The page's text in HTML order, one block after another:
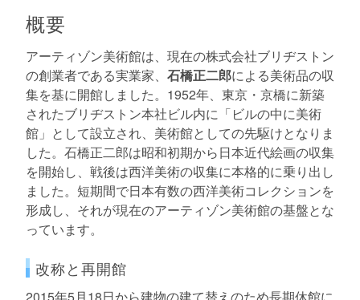
概要
アーティゾン美術館は、現在の株式会社ブリヂストン
の創業者である実業家、 石橋正二郎による美術品の収
集を基に開館しました。1952年、東京・京橋に新築
されたブリヂストン本社ビル内に「ビルの中に美術
館」として設立され、美術館としての先駆けとなりま
した。石橋正二郎は昭和初期から日本近代絵画の収集
を開始し、戦後は西洋美術の収集に本格的に乗り出し
ました。短期間で日本有数の西洋美術コレクションを
形成し、それが現在のアーティゾン美術館の基盤とな
っています。
改称と再開館